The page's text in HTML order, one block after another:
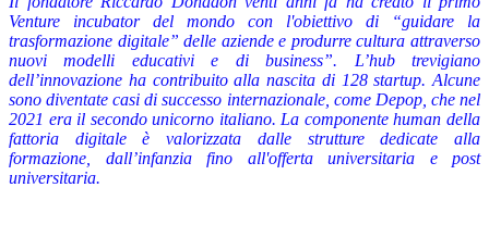
Venture incubator del mondo con l'obiettivo di “guidare la
trasformazione digitale” delle aziende e produrre cultura attraverso
nuovi modelli educativi e di business”. L’hub trevigiano
dell’innovazione ha contribuito alla nascita di 128 startup. Alcune
sono diventate casi di successo internazionale, come Depop, che nel
2021 era il secondo unicorno italiano. La componente human della
fattoria digitale è valorizzata dalle strutture dedicate alla
formazione, dall’infanzia fino all'offerta universitaria e post
universitaria.